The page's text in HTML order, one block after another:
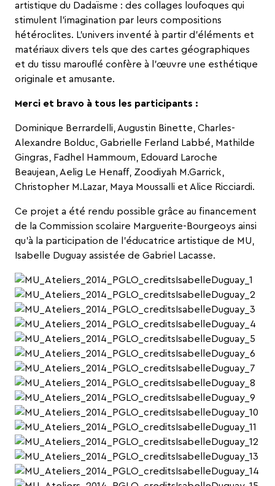
artistique du Dadaïsme : des collages loufoques qui
stimulent l’imagination par leurs compositions
hétéroclites. L’univers inventé à partir d’éléments et
matériaux divers tels que des cartes géographiques
et du tissu marouflé confère à l’œuvre une esthétique
originale et amusante.
Merci et bravo à tous les participants :
Dominique Berrardelli, Augustin Binette, Charles-
Alexandre Bolduc, Gabrielle Ferland Labbé, Mathilde
Gingras, Fadhel Hammoum, Edouard Laroche
Beaujean, Aelig Le Henaff, Zoodiyah M.Garrick,
Christopher M.Lazar, Maya Moussalli et Alice Ricciardi.
Ce projet a été rendu possible grâce au financement
de la Commission scolaire Marguerite-Bourgeoys ainsi
qu’à la participation de l’éducatrice artistique de MU,
Isabelle Duguay assistée de Gabriel Lacasse.